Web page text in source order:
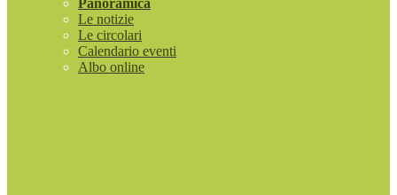
Panoramica
Le notizie
Le circolari
Calendario eventi
Albo online